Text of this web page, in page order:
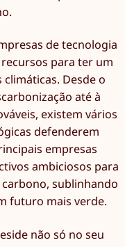
de tecnologia
para ter um
Desde o
até à
existem vários
defenderem
empresas
ambiciosos para
sublinhando
futuro mais verde.
não só no seu